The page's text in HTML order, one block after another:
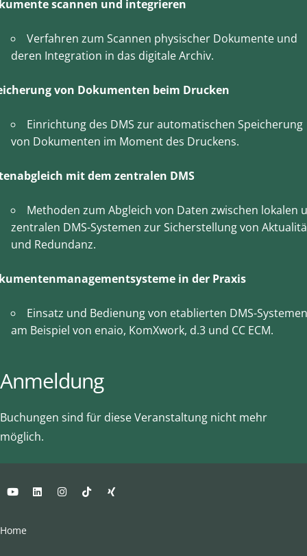
scannen und integrieren
Verfahren zum Scannen physischer Dokumente und
deren Integration in das digitale Archiv.
von Dokumenten beim Drucken
Einrichtung des DMS zur automatischen Speicherung
von Dokumenten im Moment des Druckens.
mit dem zentralen DMS
Methoden zum Abgleich von Daten zwischen lokalen
zentralen DMS-Systemen zur Sicherstellung von
und Redundanz.
in der Praxis
Einsatz und Bedienung von etablierten DMS-Systemen
am Beispiel von enaio, KomXwork, d.3 und CC ECM.
Anmeldung
Buchungen sind für diese Veranstaltung nicht mehr
möglich.
Home